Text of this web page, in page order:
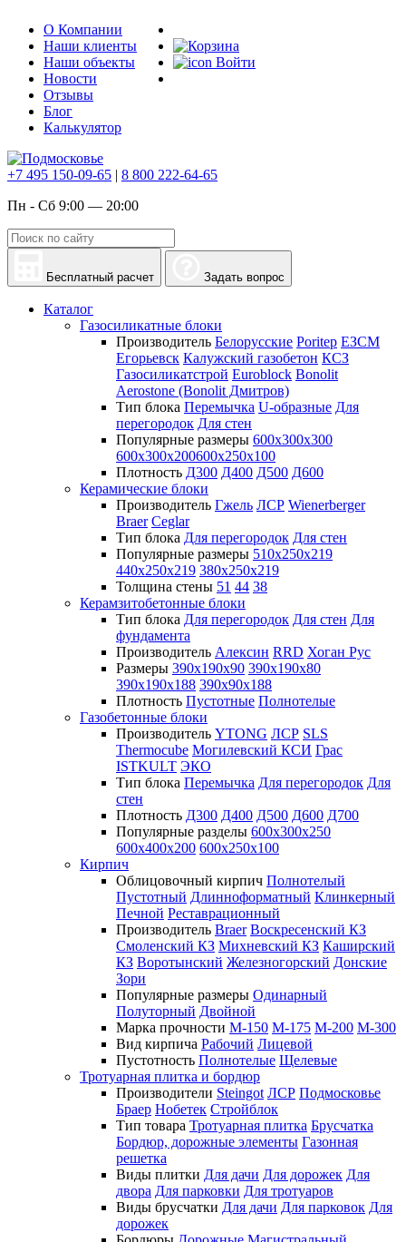
О Компании
Наши клиенты
Наши объекты
Новости
Отзывы
Блог
Калькулятор
Войти
+7 495 150-09-65 | 8 800 222-64-65
Пн - Сб 9:00 — 20:00
Бесплатный расчет Задать вопрос
Каталог
Газосиликатные блоки
Производитель Белорусские Poritep ЕЗСМ
Егорьевск Калужский газобетон КСЗ
Газосиликатстрой Euroblock Bonolit
Aerostone (Bonolit Дмитров)
Тип блока Перемычка U-образные Для
перегородок Для стен
Популярные размеры 600х300х300
600х300х200600х250х100
Плотность Д300 Д400 Д500 Д600
Керамические блоки
Производитель Гжель ЛСР Wienerberger
Braer Ceglar
Тип блока Для перегородок Для стен
Популярные размеры 510х250х219
440х250х219 380х250х219
Толщина стены 51 44 38
Керамзитобетонные блоки
Тип блока Для перегородок Для стен Для
фундамента
Производитель Алексин RRD Хоган Рус
Размеры 390х190х90 390х190х80
390х190х188 390х90х188
Плотность Пустотные Полнотелые
Газобетонные блоки
Производитель YTONG ЛСР SLS
Thermocube Могилевский КСИ Грас
ISTKULT ЭКО
Тип блока Перемычка Для перегородок Для
стен
Плотность Д300 Д400 Д500 Д600 Д700
Популярные разделы 600х300х250
600х400х200 600х250х100
Кирпич
Облицовочный кирпич Полнотелый
Пустотный Длинноформатный Клинкерный
Печной Реставрационный
Производитель Braer Воскресенский КЗ
Смоленский КЗ Михневский КЗ Каширский
КЗ Воротынский Железногорский Донские
Зори
Популярные размеры Одинарный
Полуторный Двойной
Марка прочности М-150 М-175 М-200 М-300
Вид кирпича Рабочий Лицевой
Пустотность Полнотелые Щелевые
Тротуарная плитка и бордюр
Производители Steingot ЛСР Подмосковье
Браер Нобетек Стройблок
Тип товара Тротуарная плитка Брусчатка
Бордюр, дорожные элементы Газонная
решетка
Виды плитки Для дачи Для дорожек Для
двора Для парковки Для тротуаров
Виды брусчатки Для дачи Для парковок Для
дорожек